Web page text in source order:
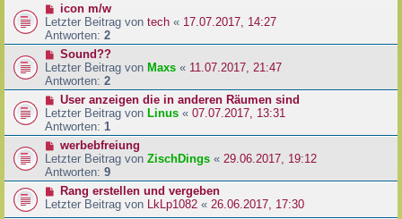
icon m/w
Letzter Beitrag von tech « 17.07.2017, 14:27
Antworten: 2
Sound??
Letzter Beitrag von Maxs « 11.07.2017, 21:47
Antworten: 2
User anzeigen die in anderen Räumen sind
Letzter Beitrag von Linus « 07.07.2017, 13:31
Antworten: 1
werbebfreiung
Letzter Beitrag von ZischDings « 29.06.2017, 19:12
Antworten: 9
Rang erstellen und vergeben
Letzter Beitrag von
LkLp1082 « 26.06.2017, 17:30